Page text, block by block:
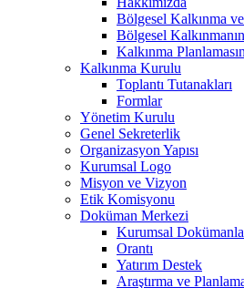
Bölgesel Kalkınma
Bölgesel
Kalkınma
Kalkınma Kurulu
Toplantı Tutanakları
Formlar
Yönetim Kurulu
Genel Sekreterlik
Organizasyon Yapısı
Kurumsal Logo
Misyon ve Vizyon
Etik Komisyonu
Doküman Merkezi
Kurumsal
Orantı
Yatırım Destek
Araştırma ve